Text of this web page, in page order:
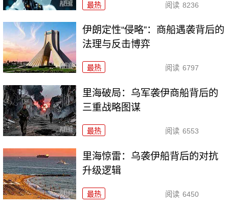
最热 阅读 8236
伊朗定性“侵略”：商船遇袭背后的
法理与反击博弈
最热 阅读 6797
里海破局：乌军袭伊商船背后的
三重战略图谋
最热 阅读 6553
里海惊雷：乌袭伊船背后的对抗
升级逻辑
最热 阅读 6450